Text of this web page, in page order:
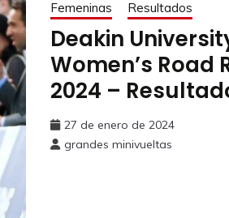
Femeninas Resultados
Deakin
Women’s Road
2024 –
27 de enero de 2024
grandes minivueltas